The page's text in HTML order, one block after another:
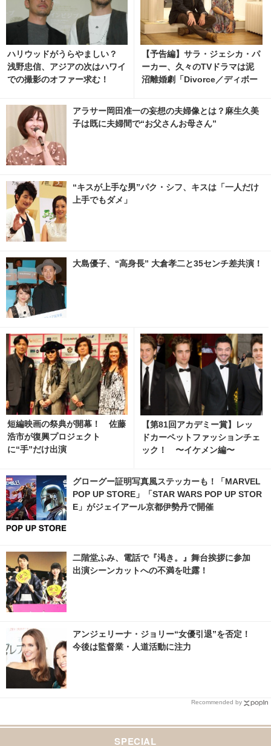
ハリウッドがうらやましい？
浅野忠信、アジアの次はハワイ
での撮影のオファー求む！
【予告編】サラ・ジェシカ・パ
ーカー、久々のTVドラマは泥
沼離婚劇「Divorce／ディボー
アラサー岡田准一の妄想の夫婦像とは？麻生久美
子は既に夫婦間で“お父さんお母さん”
“キスが上手な男”パク・シフ、キスは「一人だけ
上手でもダメ」
大島優子、“高身長” 大倉孝二と35センチ差共演！
短編映画の祭典が開幕！ 佐藤
浩市が復興プロジェクト
に“手”だけ出演
【第81回アカデミー賞】レッ
ドカーペットファッションチェ
ック！ 〜イケメン編〜
グローグー証明写真風ステッカーも！「MARVEL
POP UP STORE」「STAR WARS POP UP STOR
E」がジェイアール京都伊勢丹で開催
二階堂ふみ、電話で『渇き。』舞台挨拶に参加
出演シーンカットへの不満を吐露！
アンジェリーナ・ジョリー“女優引退”を否定！
今後は監督業・人道活動に注力
Recommended by
SPECIAL